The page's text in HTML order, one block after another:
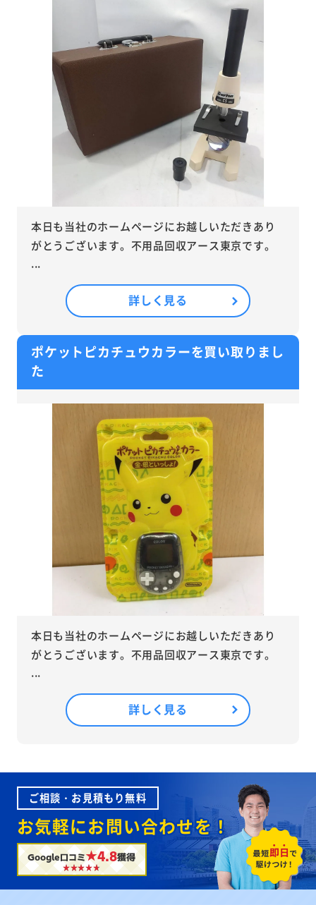
本日も当社のホームページにお越しいただきあり
がとうございます。不用品回収アース東京です。
...
詳しく見る
ポケットピカチュウカラーを買い取りまし
た
本日も当社のホームページにお越しいただきあり
がとうございます。不用品回収アース東京です。
...
詳しく見る
ご相談・お見積もり無料
お気軽にお問い合わせを！
Google口コミ★4.8獲得